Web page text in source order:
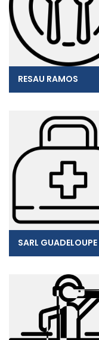
RESAU RAMOS